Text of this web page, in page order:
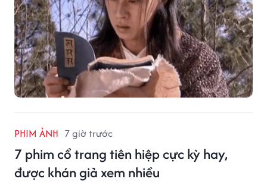
PHIM ẢNH 7 giờ trước
7 phim cổ trang tiên hiệp cực kỳ hay,
được khán giả xem nhiều